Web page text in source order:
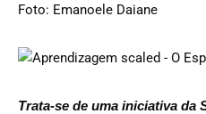
Foto: Emanoele Daiane
Trata-se de uma iniciativa da